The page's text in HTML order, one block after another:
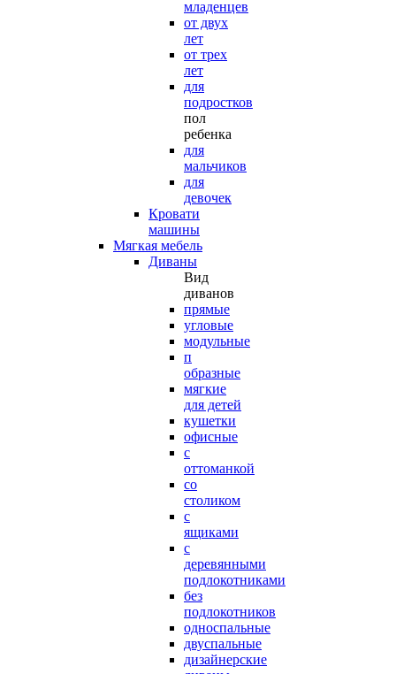
младенцев
от двух
лет
от трех
лет
для
подростков
пол
ребенка
для
мальчиков
для
девочек
Кровати
машины
Мягкая мебель
Диваны
Вид
диванов
прямые
угловые
модульные
п
образные
мягкие
для детей
кушетки
офисные
с
оттоманкой
со
столиком
с
ящиками
с
деревянными
подлокотниками
без
подлокотников
односпальные
двуспальные
дизайнерские